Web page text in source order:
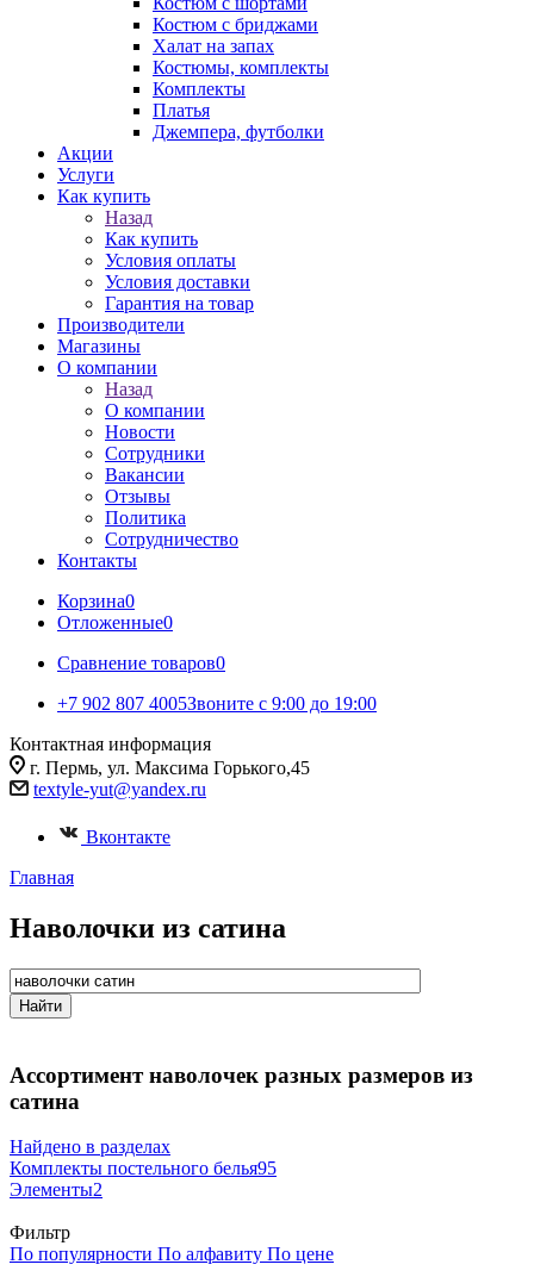
Костюм с бриджами
Халат на запах
Костюмы, комплекты
Комплекты
Платья
Джемпера, футболки
Акции
Услуги
Как купить
Назад
Как купить
Условия оплаты
Условия доставки
Гарантия на товар
Производители
Магазины
О компании
Назад
О компании
Новости
Сотрудники
Вакансии
Отзывы
Политика
Сотрудничество
Контакты
Корзина0
Отложенные0
Сравнение товаров0
+7 902 807 4005Звоните с 9:00 до 19:00
Контактная информация
г. Пермь, ул. Максима Горького,45
textyle-yut@yandex.ru
Вконтакте
Главная
Наволочки из сатина
Ассортимент наволочек разных размеров из
сатина
Найдено в разделах
Комплекты постельного белья95
Элементы2
Фильтр
По популярности По алфавиту По цене